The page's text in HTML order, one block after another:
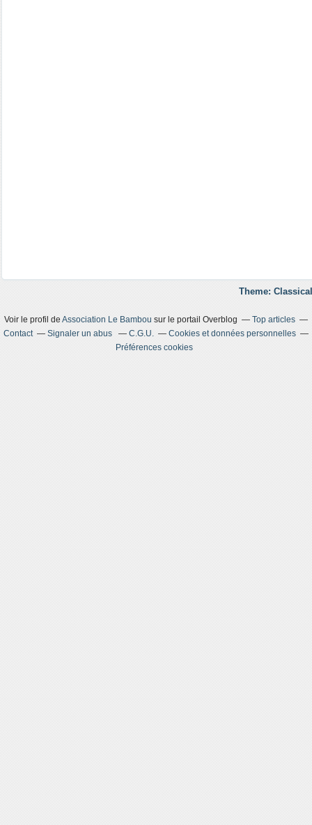
Theme:
Voir le profil deAssociation Le Bambou sur le portail Overblog
Top articles
Contact
Signaler un abus C.G.U.
Cookies et données personnelles
Préférences cookies